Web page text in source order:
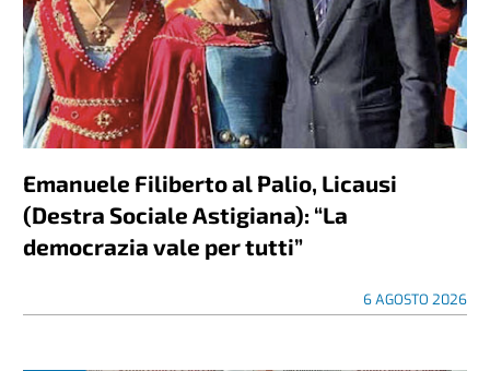
Emanuele Filiberto al Palio, Licausi
(Destra Sociale Astigiana): “La
democrazia vale per tutti”
6 AGOSTO 2026